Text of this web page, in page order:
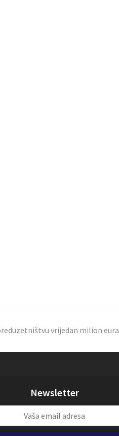
vrijedan milion eura
Newsletter